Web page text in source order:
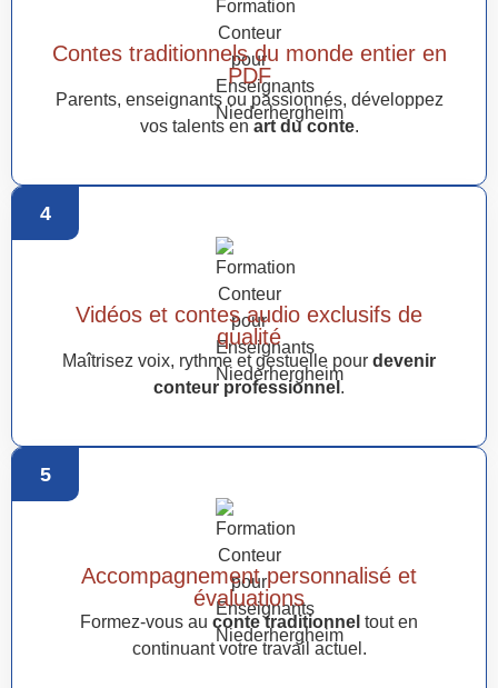
Contes traditionnels du monde entier en
PDF
Parents, enseignants ou passionnés, développez
vos talents en art du conte.
4
Vidéos et contes audio exclusifs de
qualité
Maîtrisez voix, rythme et gestuelle pour devenir
conteur professionnel .
5
Accompagnement personnalisé et
évaluations
Formez-vous au conte traditionnel tout en
continuant votre travail actuel.